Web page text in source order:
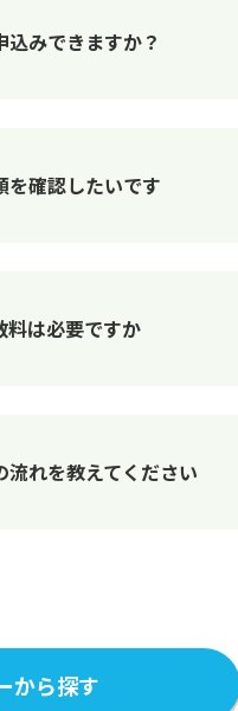
みできますか？
を確認したいです
料は必要ですか
れを教えてください
から探す